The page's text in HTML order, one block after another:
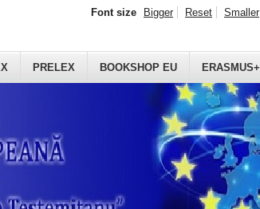
PRELEX BOOKSHOP EU ERASMUS+
Font size Bigger Reset Smaller